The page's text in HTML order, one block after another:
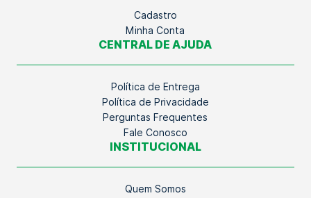
Cadastro
Minha Conta
CENTRAL DE AJUDA
Política de Entrega
Política de Privacidade
Perguntas Frequentes
Fale Conosco
INSTITUCIONAL
Quem Somos